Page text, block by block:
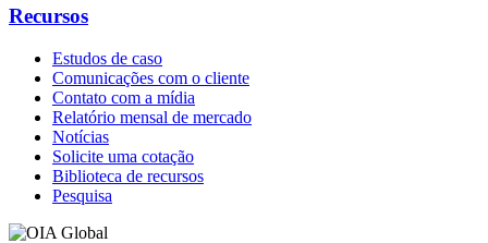
Recursos
Estudos de caso
Comunicações com o cliente
Contato com a mídia
Relatório mensal de mercado
Notícias
Solicite uma cotação
Biblioteca de recursos
Pesquisa